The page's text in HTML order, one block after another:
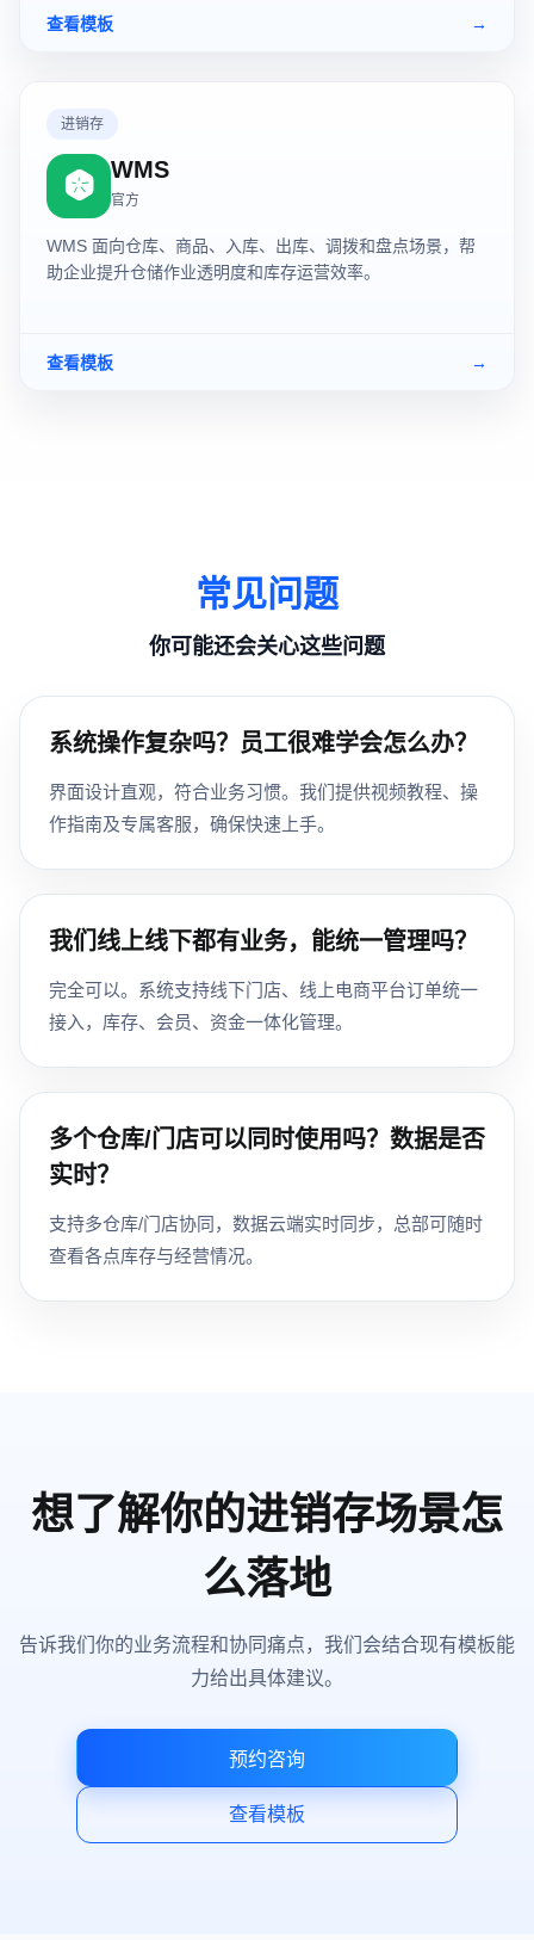
查看模板 →
进销存
WMS
官方
WMS 面向仓库、商品、入库、出库、调拨和盘点场景，帮
助企业提升仓储作业透明度和库存运营效率。
查看模板 →
常见问题
你可能还会关心这些问题
系统操作复杂吗？员工很难学会怎么办？
界面设计直观，符合业务习惯。我们提供视频教程、操
作指南及专属客服，确保快速上手。
我们线上线下都有业务，能统一管理吗？
完全可以。系统支持线下门店、线上电商平台订单统一
接入，库存、会员、资金一体化管理。
多个仓库/门店可以同时使用吗？数据是否
实时？
支持多仓库/门店协同，数据云端实时同步，总部可随时
查看各点库存与经营情况。
想了解你的进销存场景怎
么落地
告诉我们你的业务流程和协同痛点，我们会结合现有模板能
力给出具体建议。
预约咨询
查看模板